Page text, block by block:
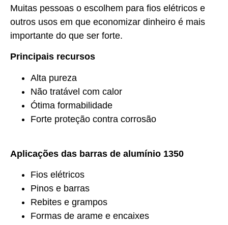
Muitas pessoas o escolhem para fios elétricos e
outros usos em que economizar dinheiro é mais
importante do que ser forte.
Principais recursos
Alta pureza
Não tratável com calor
Ótima formabilidade
Forte proteção contra corrosão
Aplicações das barras de alumínio 1350
Fios elétricos
Pinos e barras
Rebites e grampos
Formas de arame e encaixes